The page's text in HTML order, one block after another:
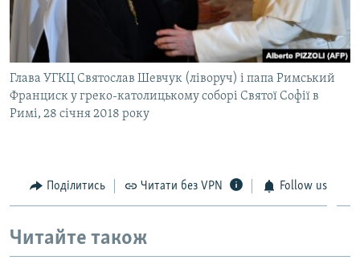
Глава УГКЦ Святослав Шевчук (ліворуч) і папа Римський
Франциск у греко-католицькому соборі Святої Софії в
Римі, 28 січня 2018 року
Поділитись Читати без VPN Follow us
Читайте також